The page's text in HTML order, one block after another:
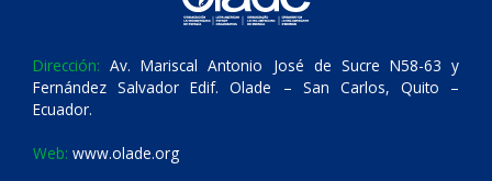
Dirección: Av. Mariscal Antonio José de Sucre N58-63 y
Fernández Salvador Edif. Olade – San Carlos, Quito –
Ecuador.
Web: www.olade.org